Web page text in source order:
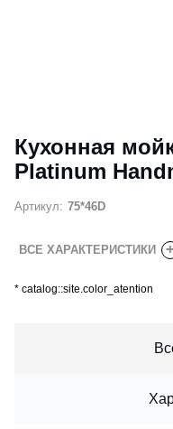
Кухонная
Platinum
Артикул: 75*46D
ВСЕ ХАРАКТЕРИСТИКИ
* catalog::site.color_atention